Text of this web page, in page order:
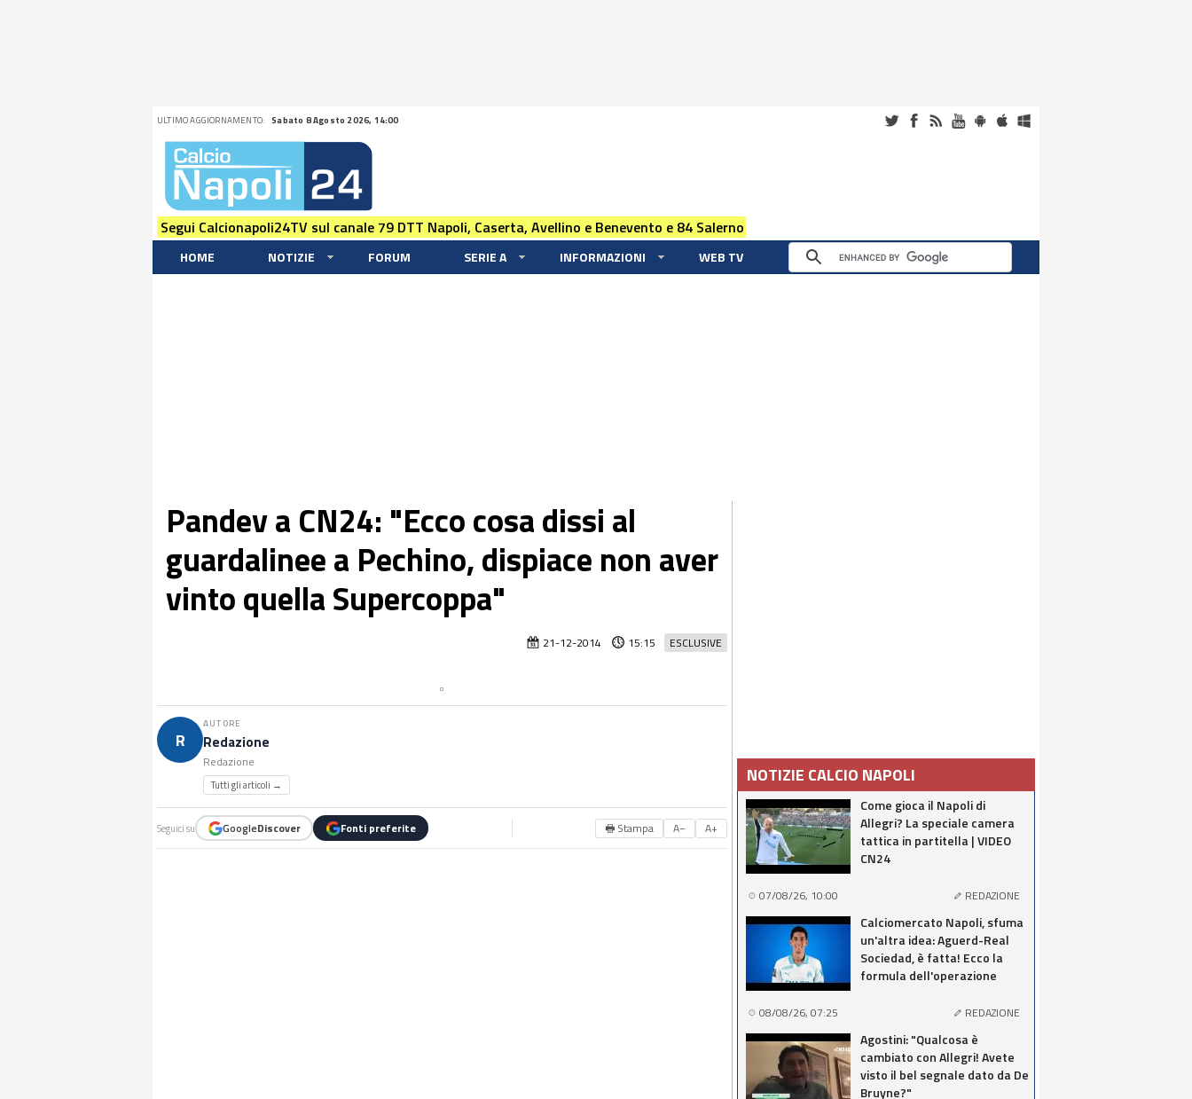
ULTIMO AGGIORNAMENTO: Sabato 8 Agosto 2026, 14:00
Segui Calcionapoli24TV sul canale 79 DTT Napoli, Caserta, Avellino e Benevento e 84 Salerno
HOME NOTIZIE FORUM SERIE A INFORMAZIONI WEB TV
Pandev a CN24: "Ecco cosa dissi al
guardalinee a Pechino, dispiace non aver
vinto quella Supercoppa"
ESCLUSIVE
21-12-2014 15:15
R
AUTORE
Redazione
Redazione
Tutti gli articoli →
Seguici su GoogleDiscover Fonti preferite 🖶 Stampa A− A+
NOTIZIE CALCIO NAPOLI
Come gioca il Napoli di
Allegri? La speciale camera
tattica in partitella | VIDEO
CN24
07/08/26, 10:00 REDAZIONE
Calciomercato Napoli, sfuma
un'altra idea: Aguerd-Real
Sociedad, è fatta! Ecco la
formula dell'operazione
08/08/26, 07:25 REDAZIONE
Agostini: "Qualcosa è
cambiato con Allegri! Avete
visto il bel segnale dato da De
Bruyne?"